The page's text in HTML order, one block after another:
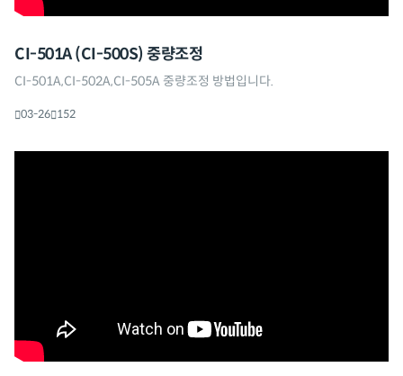
CI-501A (CI-500S) 중량조정
CI-501A,CI-502A,CI-505A 중량조정 방법입니다.
03-26 152